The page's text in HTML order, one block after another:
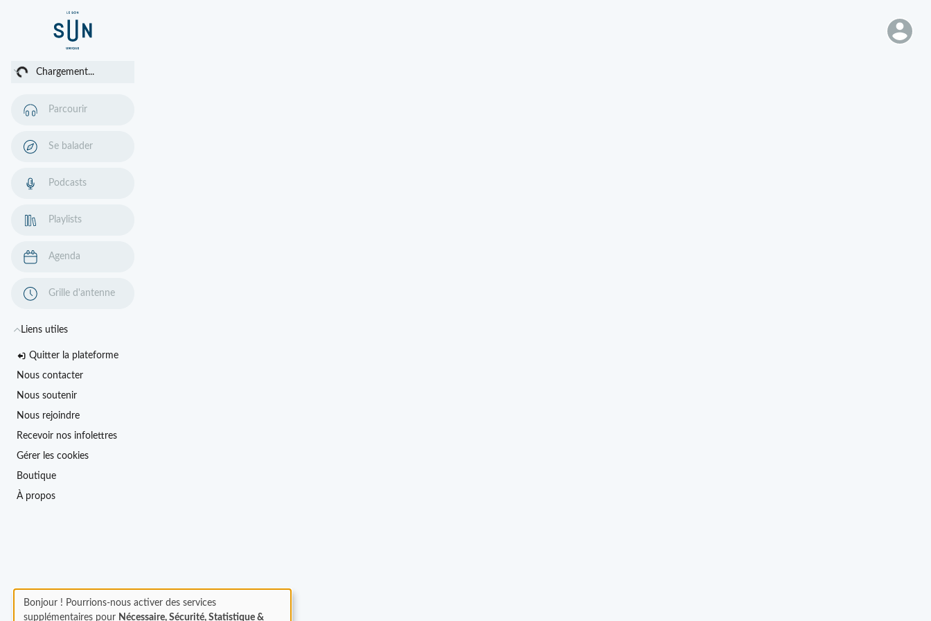
Chargement...
Parcourir
Se balader
Podcasts
Playlists
Agenda
Grille d'antenne
Liens utiles
Quitter la plateforme
Nous contacter
Nous soutenir
Nous rejoindre
Recevoir nos infolettres
Gérer les cookies
Boutique
À propos
Bonjour ! Pourrions-nous activer des services
supplémentaires pour Nécessaire, Sécurité, Statistique &